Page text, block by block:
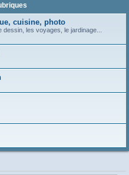
cuisine, photo
les voyages, le jardinage...